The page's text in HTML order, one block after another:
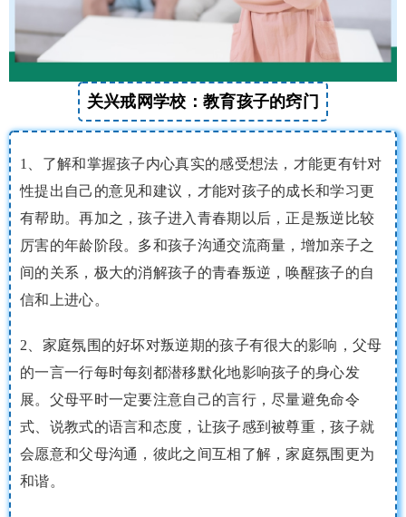
关兴戒网学校：教育孩子的窍门
1、了解和掌握孩子内心真实的感受想法，才能更有针对
性提出自己的意见和建议，才能对孩子的成长和学习更
有帮助。再加之，孩子进入青春期以后，正是叛逆比较
厉害的年龄阶段。多和孩子沟通交流商量，增加亲子之
间的关系，极大的消解孩子的青春叛逆，唤醒孩子的自
信和上进心。
2、家庭氛围的好坏对叛逆期的孩子有很大的影响，父母
的一言一行每时每刻都潜移默化地影响孩子的身心发
展。父母平时一定要注意自己的言行，尽量避免命令
式、说教式的语言和态度，让孩子感到被尊重，孩子就
会愿意和父母沟通，彼此之间互相了解，家庭氛围更为
和谐。